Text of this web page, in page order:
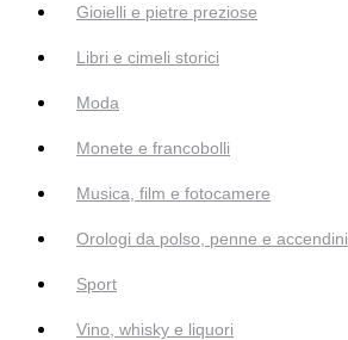
Gioielli e pietre preziose
Libri e cimeli storici
Moda
Monete e francobolli
Musica, film e fotocamere
Orologi da polso, penne e accendini
Sport
Vino, whisky e liquori